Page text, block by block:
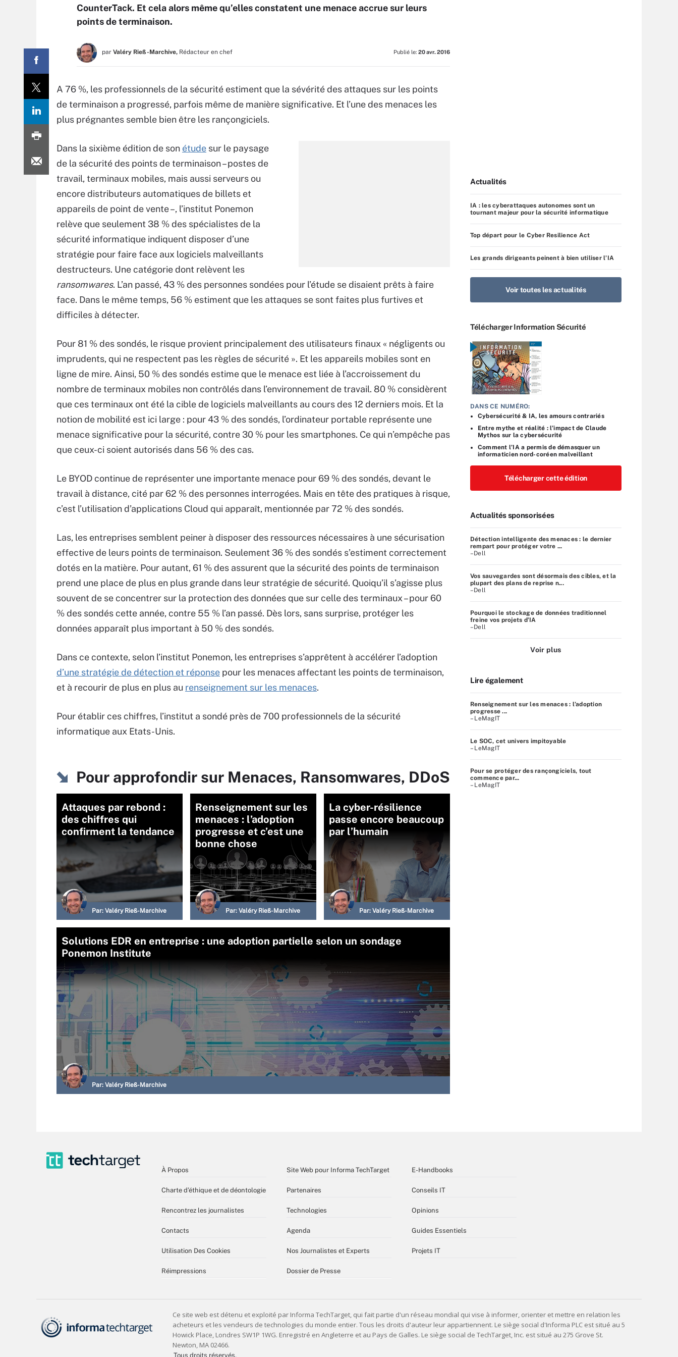
CounterTack. Et cela alors même qu’elles constatent une menace accrue sur leurs
points de terminaison.
par Valéry Rieß-Marchive, Rédacteur en chef Publié le: 20 avr. 2016
A 76 %, les professionnels de la sécurité estiment que la sévérité des attaques sur les points
de terminaison a progressé, parfois même de manière significative. Et l’une des menaces les
plus prégnantes semble bien être les rançongiciels.
Dans la sixième édition de son étude sur le paysage
de la sécurité des points de terminaison – postes de
travail, terminaux mobiles, mais aussi serveurs ou
encore distributeurs automatiques de billets et
appareils de point de vente –, l’institut Ponemon
relève que seulement 38 % des spécialistes de la
sécurité informatique indiquent disposer d’une
stratégie pour faire face aux logiciels malveillants
destructeurs. Une catégorie dont relèvent les
ransomwares. L’an passé, 43 % des personnes sondées pour l’étude se disaient prêts à faire
face. Dans le même temps, 56 % estiment que les attaques se sont faites plus furtives et
difficiles à détecter.
Pour 81 % des sondés, le risque provient principalement des utilisateurs finaux « négligents ou
imprudents, qui ne respectent pas les règles de sécurité ». Et les appareils mobiles sont en
ligne de mire. Ainsi, 50 % des sondés estime que le menace est liée à l’accroissement du
nombre de terminaux mobiles non contrôlés dans l’environnement de travail. 80 % considèrent
que ces terminaux ont été la cible de logiciels malveillants au cours des 12 derniers mois. Et la
notion de mobilité est ici large : pour 43 % des sondés, l’ordinateur portable représente une
menace significative pour la sécurité, contre 30 % pour les smartphones. Ce qui n’empêche pas
que ceux-ci soient autorisés dans 56 % des cas.
Le BYOD continue de représenter une importante menace pour 69 % des sondés, devant le
travail à distance, cité par 62 % des personnes interrogées. Mais en tête des pratiques à risque,
c’est l’utilisation d’applications Cloud qui apparaît, mentionnée par 72 % des sondés.
Las, les entreprises semblent peiner à disposer des ressources nécessaires à une sécurisation
effective de leurs points de terminaison. Seulement 36 % des sondés s’estiment correctement
dotés en la matière. Pour autant, 61 % des assurent que la sécurité des points de terminaison
prend une place de plus en plus grande dans leur stratégie de sécurité. Quoiqu’il s’agisse plus
souvent de se concentrer sur la protection des données que sur celle des terminaux – pour 60
% des sondés cette année, contre 55 % l’an passé. Dès lors, sans surprise, protéger les
données apparaît plus important à 50 % des sondés.
Dans ce contexte, selon l’institut Ponemon, les entreprises s’apprêtent à accélérer l’adoption
d’une stratégie de détection et réponse pour les menaces affectant les points de terminaison,
et à recourir de plus en plus au renseignement sur les menaces.
Pour établir ces chiffres, l’institut a sondé près de 700 professionnels de la sécurité
informatique aux Etats-Unis.
Pour approfondir sur Menaces, Ransomwares, DDoS
Attaques par rebond :
des chiffres qui
confirment la tendance
Par: Valéry Rieß-Marchive
Renseignement sur les
menaces : l’adoption
progresse et c’est une
bonne chose
Par: Valéry Rieß-Marchive
La cyber-résilience
passe encore beaucoup
par l’humain
Par: Valéry Rieß-Marchive
Solutions EDR en entreprise : une adoption partielle selon un sondage
Ponemon Institute
Par: Valéry Rieß-Marchive
Actualités
IA : les cyberattaques autonomes sont un
tournant majeur pour la sécurité informatique
Top départ pour le Cyber Resilience Act
Les grands dirigeants peinent à bien utiliser l’IA
Voir toutes les actualités
Télécharger Information Sécurité
DANS CE NUMÉRO:
Cybersécurité & IA, les amours contrariés
Entre mythe et réalité : l’impact de Claude
Mythos sur la cybersécurité
Comment l’IA a permis de démasquer un
informaticien nord-coréen malveillant
Télécharger cette édition
Actualités sponsorisées
Détection intelligente des menaces : le dernier
rempart pour protéger votre ...
–Dell
Vos sauvegardes sont désormais des cibles, et la
plupart des plans de reprise n...
–Dell
Pourquoi le stockage de données traditionnel
freine vos projets d’IA
–Dell
Voir plus
Lire également
Renseignement sur les menaces : l’adoption
progresse ...
– LeMagIT
Le SOC, cet univers impitoyable
– LeMagIT
Pour se protéger des rançongiciels, tout
commence par...
– LeMagIT
À Propos
Charte d’éthique et de déontologie
Rencontrez les journalistes
Contacts
Utilisation Des Cookies
Réimpressions
Site Web pour Informa TechTarget
Partenaires
Technologies
Agenda
Nos Journalistes et Experts
Dossier de Presse
E-Handbooks
Conseils IT
Opinions
Guides Essentiels
Projets IT
Tous droits réservés,